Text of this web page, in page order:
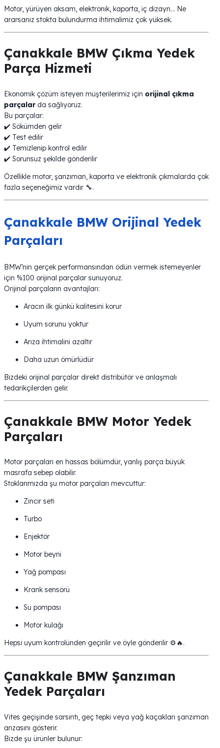
Motor, yürüyen aksam, elektronik, kaporta, iç dizayn… Ne
ararsanız stokta bulundurma ihtimalimiz çok yüksek.
Çanakkale BMW Çıkma Yedek
Parça Hizmeti
Ekonomik çözüm isteyen müşterilerimiz için orijinal çıkma
parçalarda sağlıyoruz.
Bu parçalar:
✔️ Sökümden gelir
✔️ Test edilir
✔️ Temizlenip kontrol edilir
✔️ Sorunsuz şekilde gönderilir
Özellikle motor, şanzıman, kaporta ve elektronik çıkmalarda çok
fazla seçeneğimiz vardır 🔧.
Çanakkale BMW Orijinal Yedek
Parçaları
BMW’nin gerçek performansından ödün vermek istemeyenler
için %100 orijinal parçalar sunuyoruz.
Orijinal parçaların avantajları:
Aracın ilk günkü kalitesini korur
Uyum sorunu yoktur
Arıza ihtimalini azaltır
Daha uzun ömürlüdür
Bizdeki orijinal parçalar direkt distribütör ve anlaşmalı
tedarikçilerden gelir.
Çanakkale BMW Motor Yedek
Parçaları
Motor parçaları en hassas bölümdür, yanlış parça büyük
masrafa sebep olabilir.
Stoklarımızda şu motor parçaları mevcuttur:
Zincir seti
Turbo
Enjektör
Motor beyni
Yağ pompası
Krank sensörü
Su pompası
Motor kulağı
Hepsi uyum kontrolünden geçirilir ve öyle gönderilir ⚙️🔥.
Çanakkale BMW Şanzıman
Yedek Parçaları
Vites geçişinde sarsıntı, geç tepki veya yağ kaçakları şanzıman
arızasını gösterir.
Bizde şu ürünler bulunur: